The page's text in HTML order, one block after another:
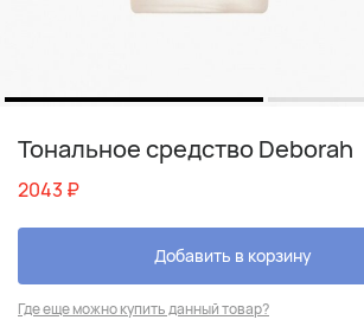
Тональное средство Deborah
2043 ₽
Добавить в корзину
Где еще можно купить данный товар?